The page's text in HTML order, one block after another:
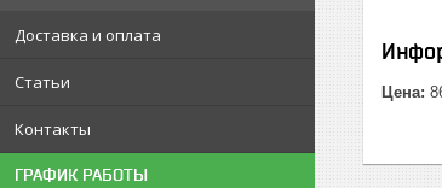
Доставка и оплата
Статьи
Контакты
ГРАФИК РАБОТЫ
Цена: